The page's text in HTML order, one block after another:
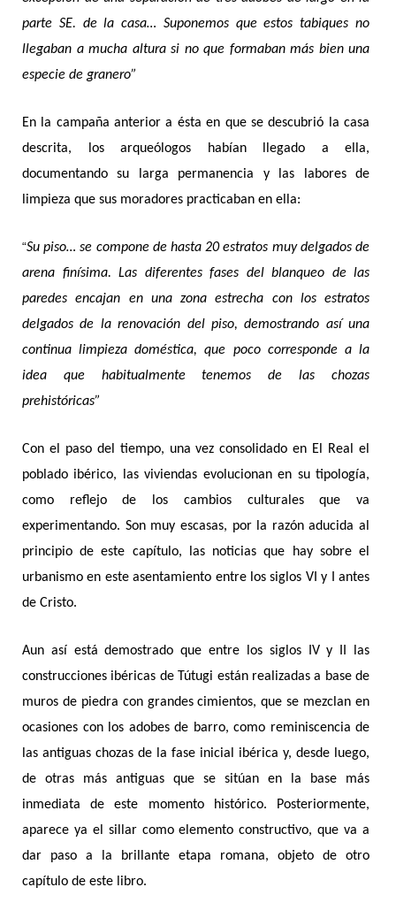
parte SE. de la casa… Suponemos que estos tabiques no
llegaban a mucha altura si no que formaban más bien una
especie de granero”
En la campaña anterior a ésta en que se descubrió la casa
descrita, los arqueólogos habían llegado a ella,
documentando su larga permanencia y las labores de
limpieza que sus moradores practicaban en ella:
“Su piso… se compone de hasta 20 estratos muy delgados de
arena finísima. Las diferentes fases del blanqueo de las
paredes encajan en una zona estrecha con los estratos
delgados de la renovación del piso, demostrando así una
continua limpieza doméstica, que poco corresponde a la
idea que habitualmente tenemos de las chozas
prehistóricas”
Con el paso del tiempo, una vez consolidado en El Real el
poblado ibérico, las viviendas evolucionan en su tipología,
como reflejo de los cambios culturales que va
experimentando. Son muy escasas, por la razón aducida al
principio de este capítulo, las noticias que hay sobre el
urbanismo en este asentamiento entre los siglos VI y I antes
de Cristo.
Aun así está demostrado que entre los siglos IV y II las
construcciones ibéricas de Tútugi están realizadas a base de
muros de piedra con grandes cimientos, que se mezclan en
ocasiones con los adobes de barro, como reminiscencia de
las antiguas chozas de la fase inicial ibérica y, desde luego,
de otras más antiguas que se sitúan en la base más
inmediata de este momento histórico. Posteriormente,
aparece ya el sillar como elemento constructivo, que va a
dar paso a la brillante etapa romana, objeto de otro
capítulo de este libro.